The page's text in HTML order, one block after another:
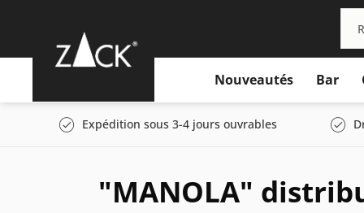
Nouveautés Bar
Expédition sous 3-4 jours ouvrables
"MANOLA"